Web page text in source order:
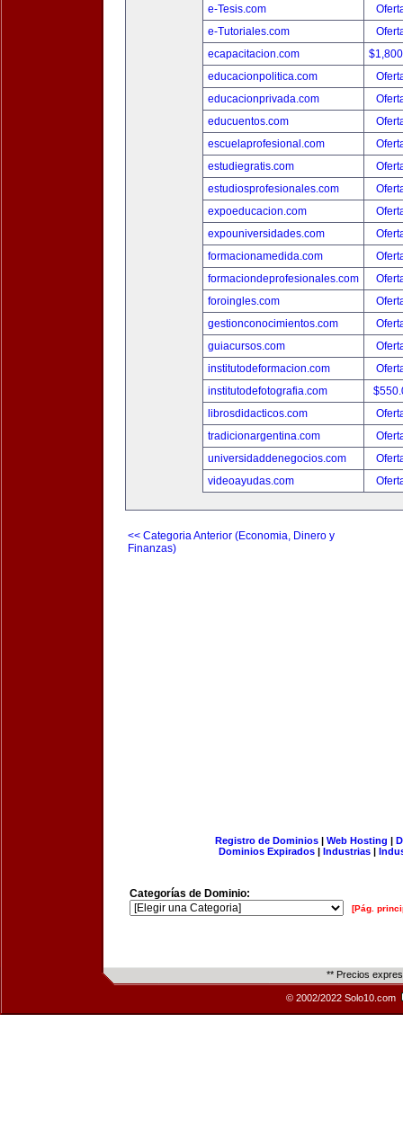
e-Tesis.com
e-Tutoriales.com
ecapacitacion.com
educacionpolitica.com
educacionprivada.com
educuentos.com
escuelaprofesional.com
estudiegratis.com
estudiosprofesionales.com
expoeducacion.com
expouniversidades.com
formacionamedida.com
formaciondeprofesionales.com
foroingles.com
gestionconocimientos.com
guiacursos.com
institutodeformacion.com
institutodefotografia.com
librosdidacticos.com
tradicionargentina.com
universidaddenegocios.com
videoayudas.com
<< Categoria Anterior (Economia, Dinero y
Finanzas)
Registro de Dominios| Web Hosting |
Dominios Expirados | Industrias |
Categorías de Dominio:
[Pág.
** Precios
© 2002/2022 Solo10.com